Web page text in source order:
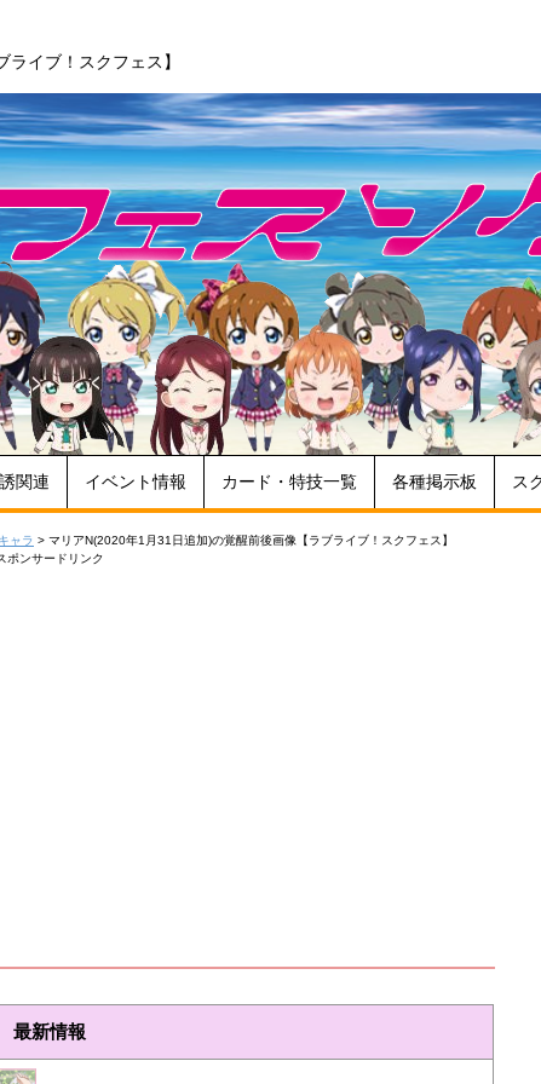
イブ！スクフェス】
関連 イベント情報 カード・特技一覧 各種掲示板 ス
ャラ > マリアN(2020年1月31日追加)の覚醒前後画像【ラブライブ！スクフェス】
ポンサードリンク
最新情報